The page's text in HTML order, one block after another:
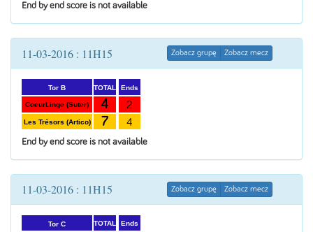
End by end score is not available
11-03-2016 : 11H15 Zobacz grupę Zobacz mecz
Tor B
CoeurLinge (Suter)
Les Trésors (Artico)
TOTAL
4
7
Ends
2
4
End by end score is not available
11-03-2016 : 11H15 Zobacz grupę Zobacz mecz
Tor C TOTAL Ends